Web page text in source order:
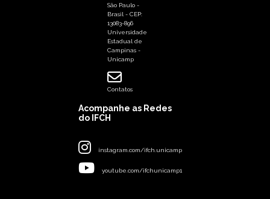
São Paulo -
Brasil - CEP:
13083-896
Universidade
Estadual de
Campinas -
Unicamp
Contatos
Acompanhe as Redes
do IFCH
instagram.com/ifch.unicamp
youtube.com/ifchunicamp1